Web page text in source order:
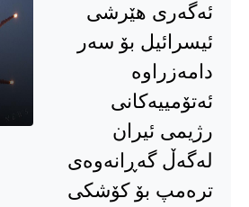
ئەگەری هێرشی
ئیسرائیل بۆ سەر
دامەزراوە
ئەتۆمییەکانی
رژیمی ئیران
لەگەڵ گەڕانەوەی
ترەمپ بۆ کۆشکی